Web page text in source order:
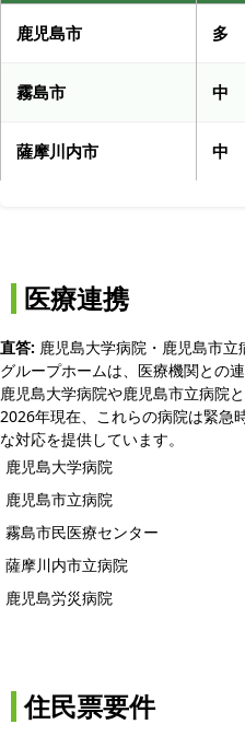
鹿児島市 多
霧島市 中
薩摩川内市 中
医療連携
直答: 鹿児島大学病院・鹿児島市立
グループホームは、医療機関との
鹿児島大学病院や鹿児島市立病院
2026年現在、これらの病院は緊急
な対応を提供しています。
鹿児島大学病院
鹿児島市立病院
霧島市民医療センター
薩摩川内市立病院
鹿児島労災病院
住民票要件